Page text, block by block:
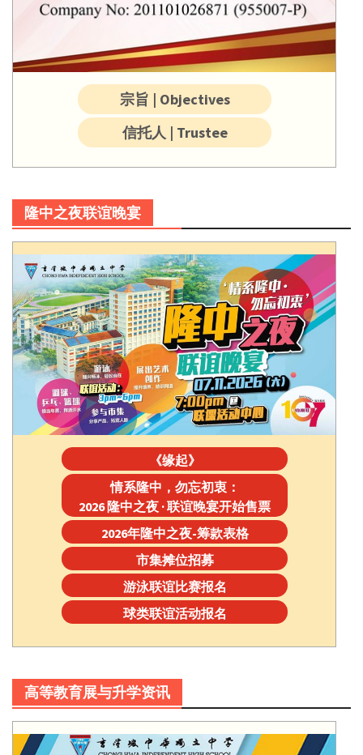
宗旨 | Objectives
信托人 | Trustee
隆中之夜联谊晚宴
《缘起》
情系隆中，勿忘初衷：
2026 隆中之夜 · 联谊晚宴开始售票
2026年隆中之夜-筹款表格
市集摊位招募
游泳联谊比赛报名
球类联谊活动报名
高等教育展与升学资讯